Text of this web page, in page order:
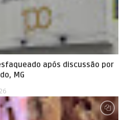
após discussão por
MG